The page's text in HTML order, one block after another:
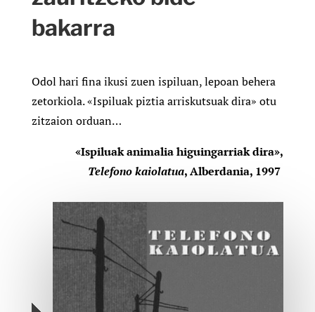
bakarra
Odol hari fina ikusi zuen ispiluan, lepoan behera
zetorkiola. «Ispiluak piztia arriskutsuak dira» otu
zitzaion orduan…
«Ispiluak animalia higuingarriak dira»,
Telefono kaiolatua, Alberdania, 1997